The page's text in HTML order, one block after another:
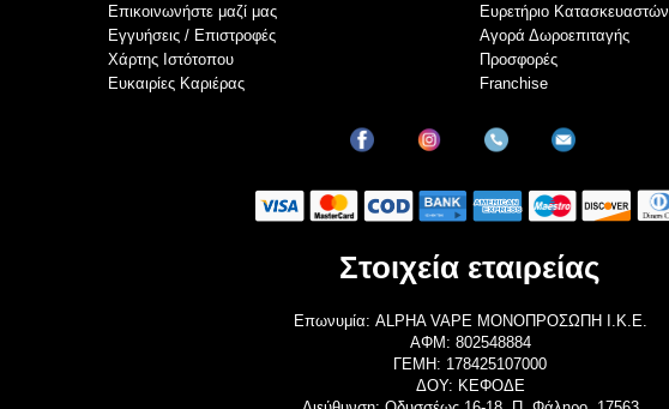
Επικοινωνήστε μαζί μας
Εγγυήσεις / Επιστροφές
Χάρτης Ιστότοπου
Ευκαιρίες Καριέρας
Ευρετήριο Κατασκευαστών
Αγορά Δωροεπιταγής
Προσφορές
Franchise
Στοιχεία εταιρείας
Επωνυμία: ALPHA VAPE ΜΟΝΟΠΡΟΣΩΠΗ Ι.Κ.Ε.
ΑΦΜ: 802548884
ΓΕΜΗ: 178425107000
ΔΟΥ: ΚΕΦΟΔΕ